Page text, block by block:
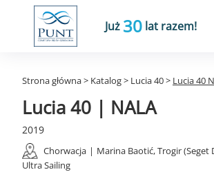
Już 30 lat razem!
Strona główna> Katalog> Lucia 40> Lucia 40
Lucia 40 | NALA
2019
Chorwacja | Marina Baotić, Trogir (Seget
Ultra Sailing